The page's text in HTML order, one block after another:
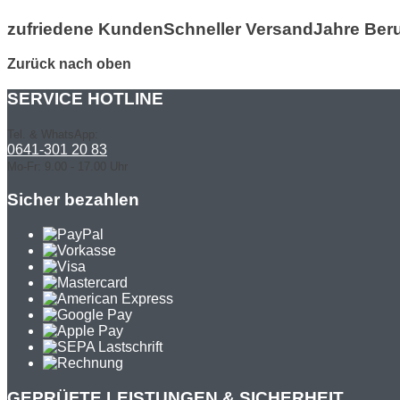
zufriedene KundenSchneller VersandJahre
Zurück nach oben
SERVICE HOTLINE
Tel. & WhatsApp:
0641-301 20 83
Mo-Fr: 9.00 - 17.00 Uhr
Sicher bezahlen